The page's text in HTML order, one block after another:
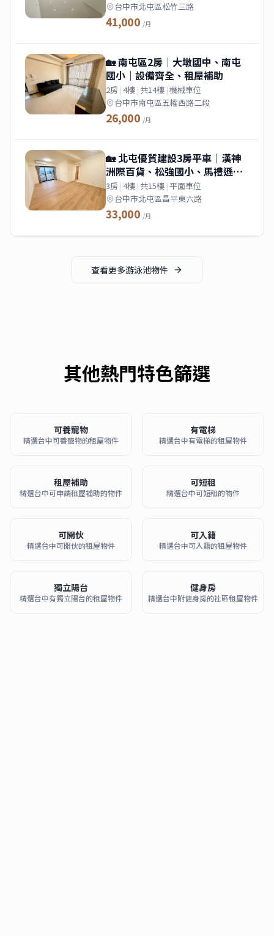
台中市北屯區松竹三路
41,000 /月
🏡 南屯區2房｜大墩國中、南屯
國小｜設備齊全、租屋補助
2房 |4樓 | 共14樓 |機械車位
台中市南屯區五權西路二段
26,000 /月
🏡 北屯優質建設3房平車｜漢神
洲際百貨、松強國小、馬禮遜美
國學校｜游泳池、租補入戶籍
3房 |4樓 | 共15樓 |平面車位
台中市北屯區昌平東六路
33,000 /月
查看更多游泳池物件
其他熱門特色篩選
可養寵物
精選台中可養寵物的租屋物件
有電梯
精選台中有電梯的租屋物件
租屋補助
精選台中可申請租屋補助的物件
可短租
精選台中可短租的物件
可開伙
精選台中可開伙的租屋物件
可入籍
精選台中可入籍的租屋物件
獨立陽台
精選台中有獨立陽台的租屋物件
健身房
精選台中附健身房的社區租屋物件